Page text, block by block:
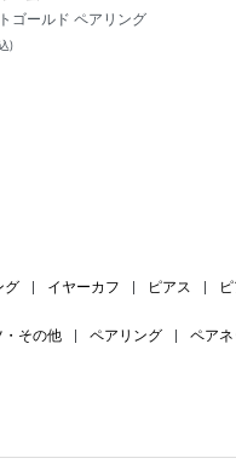
ゴールド ペアリング
)
グ イヤーカフ ピアス
・その他 ペアリング ペアネ